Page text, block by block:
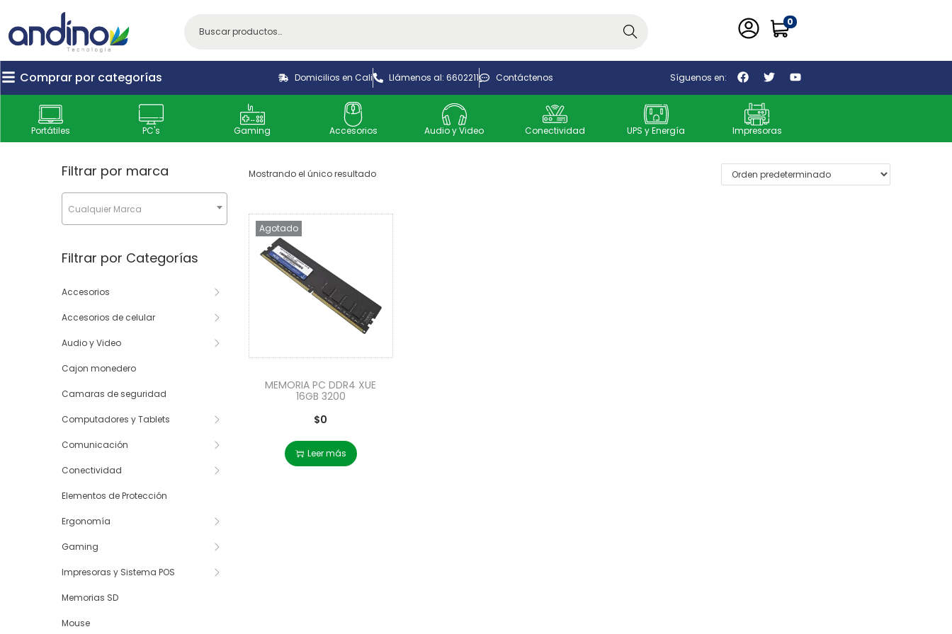
Buscar
0
Comprar por categorías Domicilios en Cali Llámenos al: 6602211 Contáctenos Síguenos en:
Portátiles PC's Gaming Accesorios Audio y Video Conectividad UPS y Energía Impresoras
Mostrando el único resultado
Agotado
MEMORIA PC DDR4 XUE
16GB 3200
$0
Leer más
Filtrar por marca
Cualquier Marca
Filtrar por Categorías
Accesorios
Accesorios de celular
Audio y Video
Cajon monedero
Camaras de seguridad
Computadores y Tablets
Comunicación
Conectividad
Elementos de Protección
Ergonomía
Gaming
Impresoras y Sistema POS
Memorias SD
Mouse